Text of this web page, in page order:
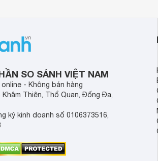
SO SÁNH VIỆT NAM
- Không bán hàng
Thiên, Thổ Quan, Đống Đa,
ký kinh doanh số 0106373516,